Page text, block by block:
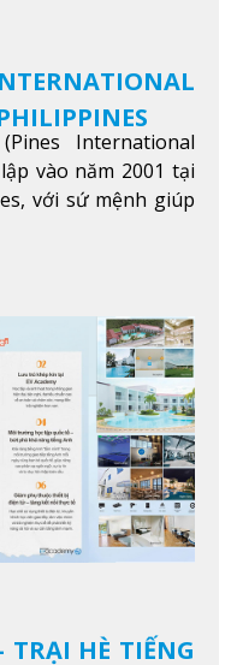
International
vào năm 2001 tại
với sứ mệnh giúp
TRẠI HÈ TIẾNG